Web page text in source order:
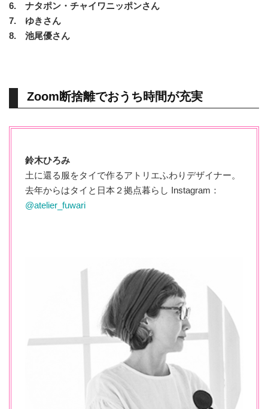
6. ナタポン・チャイワニッポンさん
7. ゆきさん
8. 池尾優さん
Zoom断捨離でおうち時間が充実
鈴木ひろみ
土に還る服をタイで作るアトリエふわりデザイナー。
去年からはタイと日本２拠点暮らし Instagram：
@atelier_fuwari